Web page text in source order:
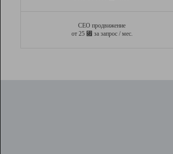
СЕО продвижение
от 25 ⃏ за запрос / мес.